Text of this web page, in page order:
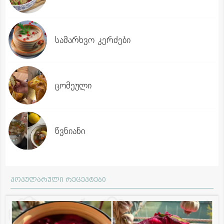
სამარხვო კერძები
ცომეული
წვნიანი
პოპულარული რეცეპტები